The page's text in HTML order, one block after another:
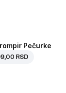
Pečurke
RSD